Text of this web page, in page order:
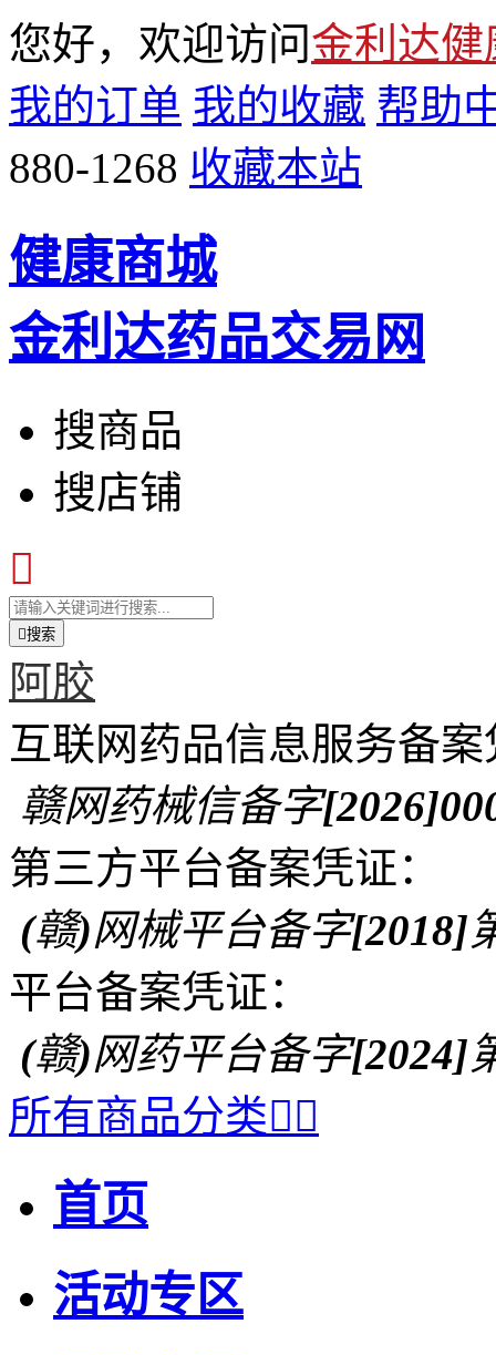
您好，欢迎访问金利达健
我的订单 我的收藏 帮助
880-1268 收藏本站
健康商城
金利达药品交易网
搜商品
搜店铺

搜索
阿胶
互联网药品信息服务备
赣网药械信备字
第三方平台备案凭证：
(赣)网械平台备字[2018]
平台备案凭证：
(赣)网药平台备字[2024]
所有商品分类
首页
活动专区